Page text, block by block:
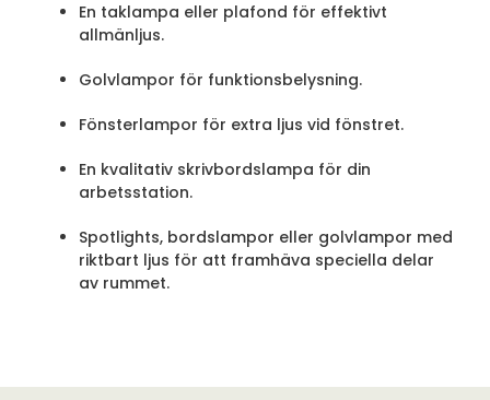
En taklampa eller plafond för effektivt
allmänljus.
Golvlampor för funktionsbelysning.
Fönsterlampor för extra ljus vid fönstret.
En kvalitativ skrivbordslampa för din
arbetsstation.
Spotlights, bordslampor eller golvlampor med
riktbart ljus för att framhäva speciella delar
av rummet.